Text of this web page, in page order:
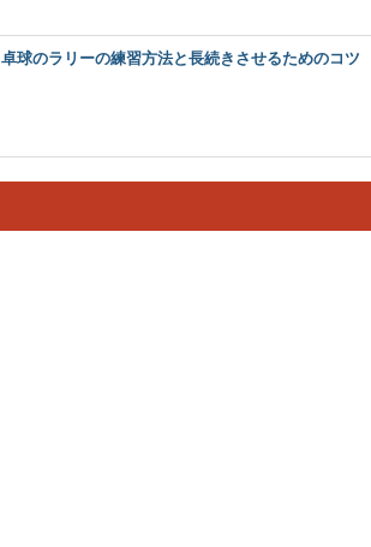
卓球のラリーの練習方法と長続きさせるためのコツ